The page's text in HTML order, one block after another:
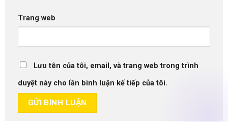
Trang web
Lưu tên của tôi, email, và trang web trong trình
duyệt này cho lần bình luận kế tiếp của tôi.